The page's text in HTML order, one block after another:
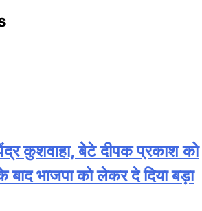
कुशवाहा, बेटे दीपक प्रकाश को
भाजपा को लेकर दे दिया बड़ा